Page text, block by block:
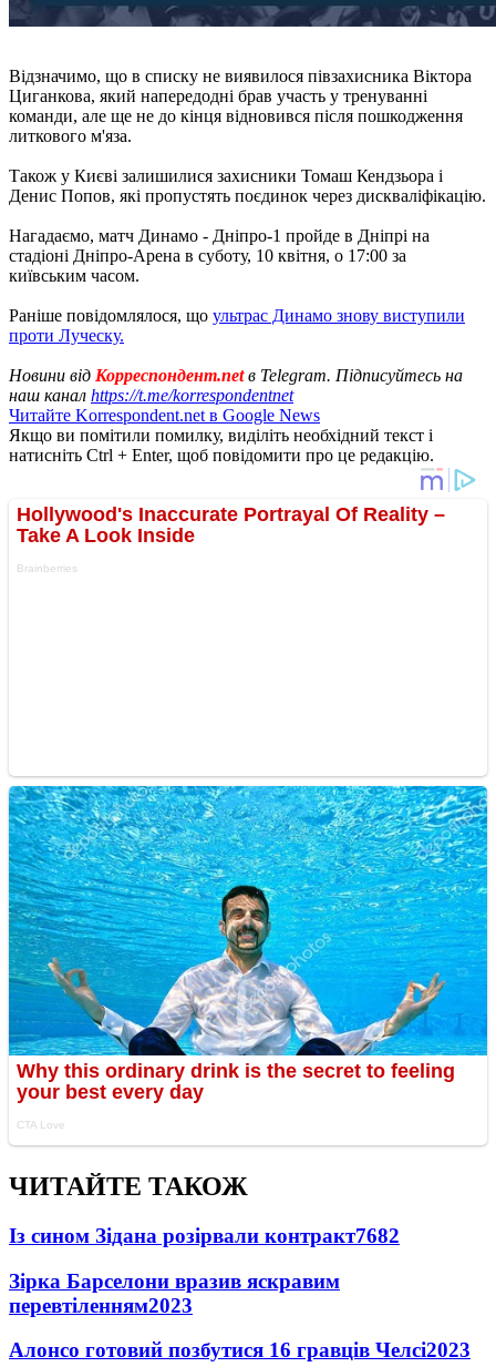
Відзначимо, що в списку не виявилося півзахисника Віктора
Циганкова, який напередодні брав участь у тренуванні
команди, але ще не до кінця відновився після пошкодження
литкового м'яза.
Також у Києві залишилися захисники Томаш Кендзьора і
Денис Попов, які пропустять поєдинок через дискваліфікацію.
Нагадаємо, матч Динамо - Дніпро-1 пройде в Дніпрі на
стадіоні Дніпро-Арена в суботу, 10 квітня, о 17:00 за
київським часом.
Раніше повідомлялося, що ультрас Динамо знову виступили
проти Луческу.
Новини від Корреспондент.netв Telegram. Підписуйтесь на
наш канал https://t.me/korrespondentnet
Читайте Korrespondent.net в Google News
Якщо ви помітили помилку, виділіть необхідний текст і
натисніть Ctrl + Enter, щоб повідомити про це редакцію.
ЧИТАЙТЕ ТАКОЖ
Із сином Зідана розірвали контракт7682
Зірка Барселони вразив яскравим
перевтіленням2023
Алонсо готовий позбутися 16 гравців Челсі2023